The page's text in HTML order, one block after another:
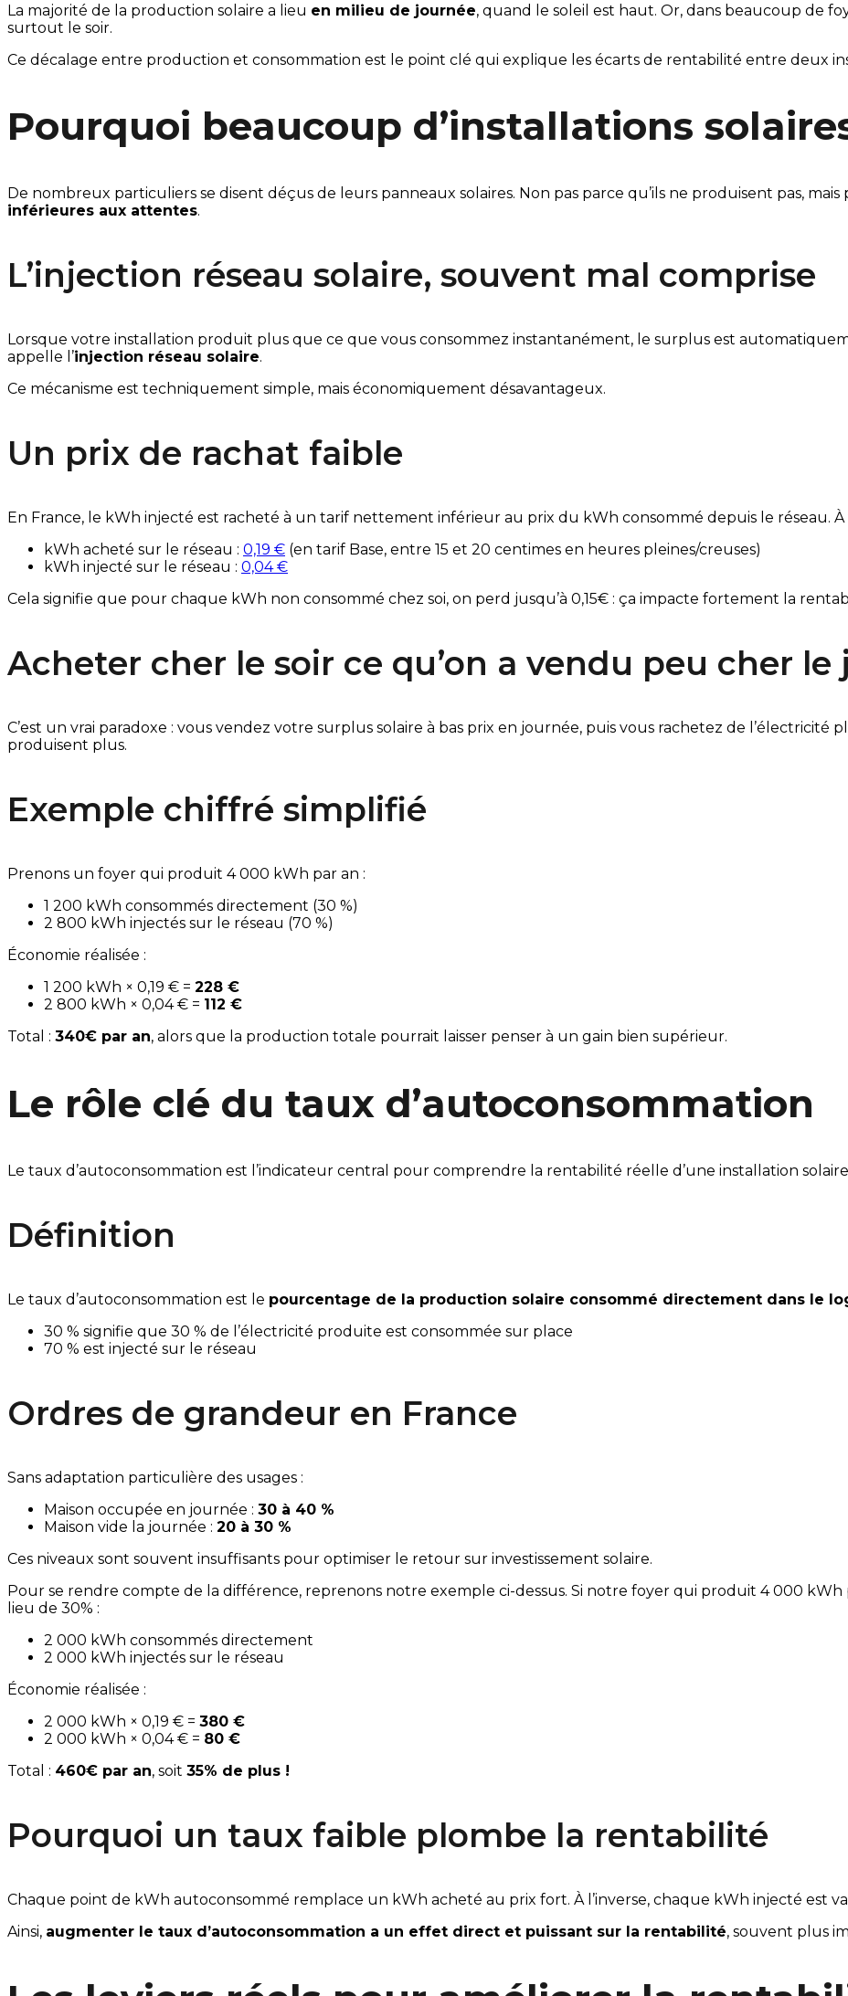
La majorité de la production solaire a lieu en milieu de journée, quand le soleil est haut. Or, dans beaucoup de
surtout le soir.
Ce décalage entre production et consommation est le point clé qui explique les écarts de rentabilité entre deux
Pourquoi beaucoup d’installations
De nombreux particuliers se disent déçus de leurs panneaux solaires. Non pas parce qu’ils ne produisent pas, mais
inférieures aux attentes.
L’injection réseau solaire, souvent mal comprise
Lorsque votre installation produit plus que ce que vous consommez instantanément, le surplus est
appelle l’injection réseau solaire.
Ce mécanisme est technique­ment simple, mais économiquement désavantageux.
Un prix de rachat faible
En France, le kWh injecté est racheté à un tarif nettement inférieur au prix du kWh consommé depuis le réseau.
kWh acheté sur le réseau : 0,19 € (en tarif Base, entre 15 et 20 centimes en heures pleines/creuses)
kWh injecté sur le réseau : 0,04 €
Cela signifie que pour chaque kWh non consommé chez soi, on perd jusqu’à 0,15€ : ça impacte fortement la
Acheter cher le soir ce qu’on a vendu peu cher le
C’est un vrai paradoxe : vous vendez votre surplus solaire à bas prix en journée, puis vous rachetez de l’électricité
produisent plus.
Exemple chiffré simplifié
Prenons un foyer qui produit 4 000 kWh par an :
1 200 kWh consommés directement (30 %)
2 800 kWh injectés sur le réseau (70 %)
Économie réalisée :
1 200 kWh × 0,19 € = 228 €
2 800 kWh × 0,04 € = 112 €
Total : 340€ par an, alors que la production totale pourrait laisser penser à un gain bien supérieur.
Le rôle clé du taux d’autoconsommation
Le taux d’autoconsommation est l’indicateur central pour comprendre la rentabilité réelle d’une installation
Définition
Le taux d’autoconsommation est le pourcentage de la production solaire consommé directement dans le
30 % signifie que 30 % de l’électricité produite est consommée sur place
70 % est injecté sur le réseau
Ordres de grandeur en France
Sans adaptation particulière des usages :
Maison occupée en journée : 30 à 40 %
Maison vide la journée : 20 à 30 %
Ces niveaux sont souvent insuffisants pour optimiser le retour sur investissement solaire.
Pour se rendre compte de la différence, reprenons notre exemple ci-dessus. Si notre foyer qui produit 4 000 kWh
lieu de 30% :
2 000 kWh consommés directement
2 000 kWh injectés sur le réseau
Économie réalisée :
2 000 kWh × 0,19 € = 380 €
2 000 kWh × 0,04 € = 80 €
Total : 460€ par an, soit 35% de plus !
Pourquoi un taux faible plombe la rentabilité
Chaque point de kWh autoconsommé remplace un kWh acheté au prix fort. À l’inverse, chaque kWh injecté est
Ainsi, augmenter le taux d’autoconsommation a un effet direct et puissant sur la rentabilité, souvent plus